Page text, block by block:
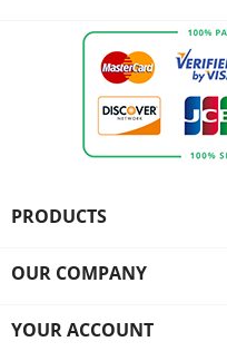
PRODUCTS
OUR COMPANY
YOUR ACCOUNT